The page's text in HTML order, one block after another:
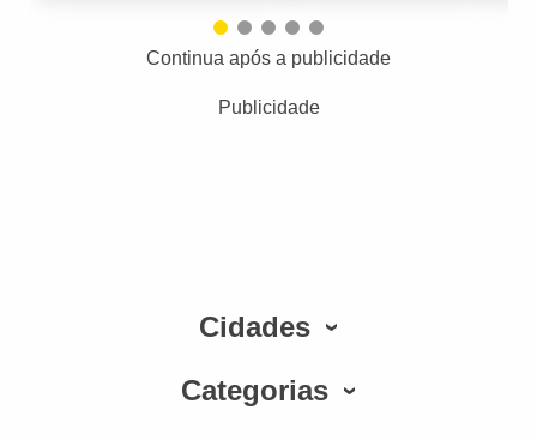
Continua após a publicidade
Publicidade
Cidades
Categorias